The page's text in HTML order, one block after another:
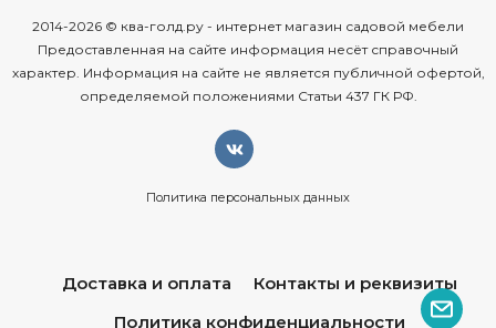
2014-2026 © ква-голд.ру - интернет магазин садовой мебели
Предоставленная на сайте информация несёт справочный
характер. Информация на сайте не является публичной офертой,
определяемой положениями Статьи 437 ГК РФ.
Политика персональных данных
Доставка и оплата
Контакты и реквизиты
Политика конфиденциальности